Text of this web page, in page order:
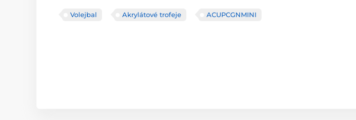
Volejbal Akrylátové trofeje ACUPCGNMINI